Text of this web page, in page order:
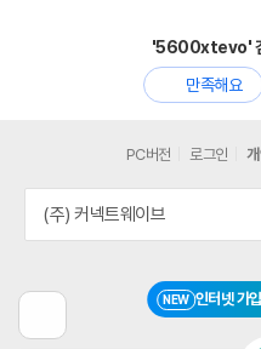
'5600xtevo' 검
만족해요
전
NEW 인터넷 가
PC버전 로그인
(주) 커넥트웨이브